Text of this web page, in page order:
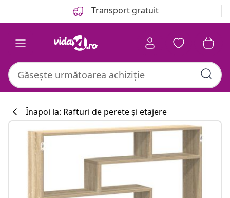
Transport gratuit
Înapoi la: Rafturi de perete și etajere